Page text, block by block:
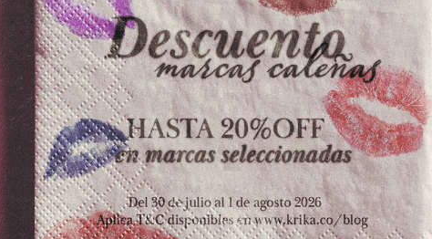
NAISSANT
NAISSANTx160ml ENERGY
＋
－
CANTU
CREMA PEINAR CANTUx355g
AVOCADO
$ 65.900 －
100